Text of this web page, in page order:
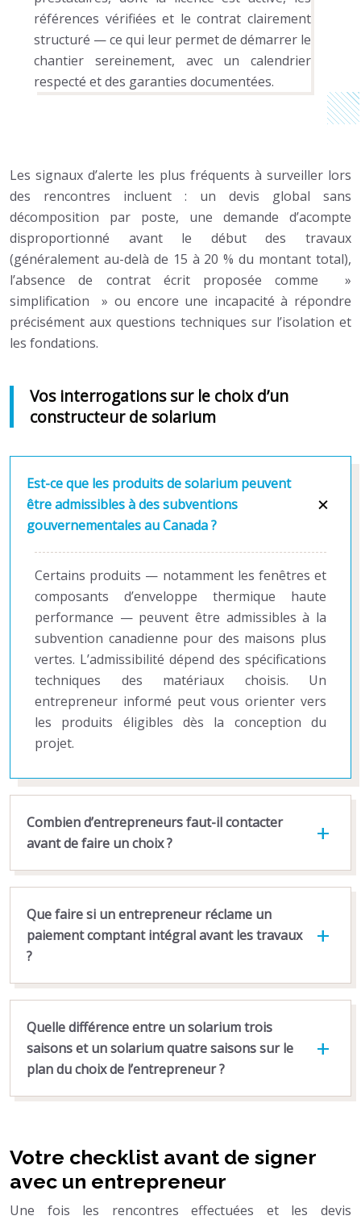
références vérifiées et le contrat clairement
structuré — ce qui leur permet de démarrer le
chantier sereinement, avec un calendrier
respecté et des garanties documentées.
Les signaux d’alerte les plus fréquents à surveiller lors
des rencontres incluent : un devis global sans
décomposition par poste, une demande d’acompte
disproportionné avant le début des travaux
(généralement au-delà de 15 à 20 % du montant total),
l’absence de contrat écrit proposée comme »
simplification » ou encore une incapacité à répondre
précisément aux questions techniques sur l’isolation et
les fondations.
Vos interrogations sur le choix d’un
constructeur de solarium
Est-ce que les produits de solarium peuvent
être admissibles à des subventions
gouvernementales au Canada ?
Certains produits — notamment les fenêtres et
composants d’enveloppe thermique haute
performance — peuvent être admissibles à la
subvention canadienne pour des maisons plus
vertes. L’admissibilité dépend des spécifications
techniques des matériaux choisis. Un
entrepreneur informé peut vous orienter vers
les produits éligibles dès la conception du
projet.
Combien d’entrepreneurs faut-il contacter
avant de faire un choix ?
Que faire si un entrepreneur réclame un
paiement comptant intégral avant les travaux
?
Quelle différence entre un solarium trois
saisons et un solarium quatre saisons sur le
plan du choix de l’entrepreneur ?
Votre checklist avant de signer
avec un entrepreneur
Une fois les rencontres effectuées et les devis